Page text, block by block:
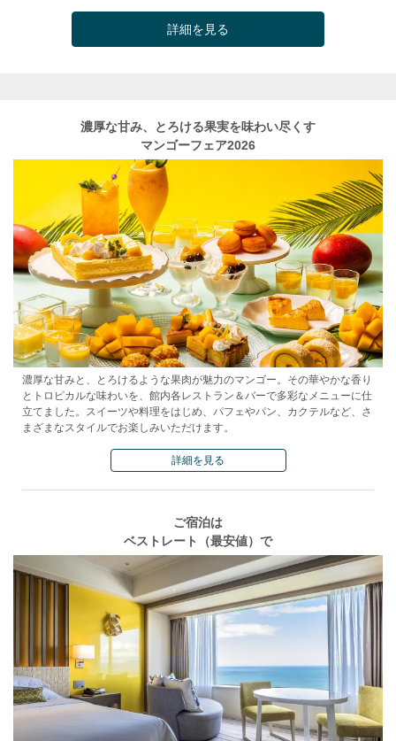
詳細を見る
濃厚な甘み、とろける果実を味わい尽くす
マンゴーフェア2026
濃厚な甘みと、とろけるような果肉が魅力のマンゴー。その華やかな香り
とトロピカルな味わいを、館内各レストラン＆バーで多彩なメニューに仕
立てました。スイーツや料理をはじめ、パフェやパン、カクテルなど、さ
まざまなスタイルでお楽しみいただけます。
詳細を見る
ご宿泊は
ベストレート（最安値）で